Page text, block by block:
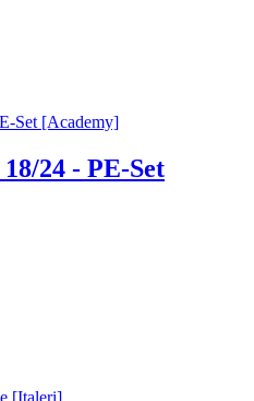
24 - PE-Set